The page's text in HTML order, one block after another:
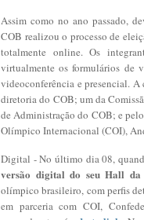
Assim como no ano passado,
COB realizou o processo de
totalmente online. Os
virtualmente os formulários de
videoconferência e presencial. A
diretoria do COB; um da
de Administração do COB; e
Olímpico Internacional (COI),
Digital - No último dia 08,
versão digital do seu Hall da
olímpico brasileiro, com perfis
em parceria com COI,